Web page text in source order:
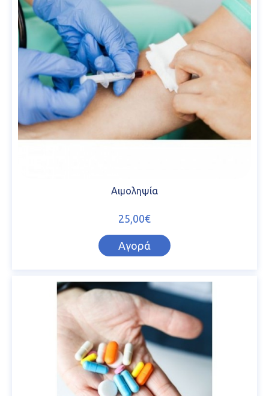
Αιμοληψία
25,00€
Αγορά